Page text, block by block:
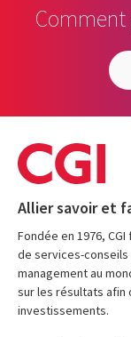
Comment
Allier savoir et
Fondée en 1976,
de services-conseils
management au
sur les résultats afin
investissements.